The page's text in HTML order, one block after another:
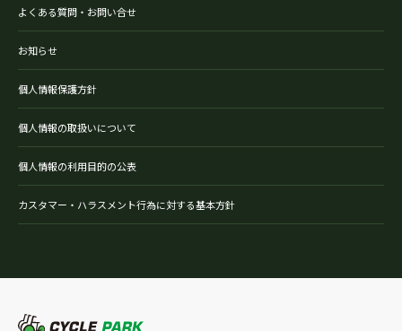
よくある質問・お問い合せ
お知らせ
個人情報保護方針
個人情報の取扱いについて
個人情報の利用目的の公表
カスタマー・ハラスメント行為に対する基本方針